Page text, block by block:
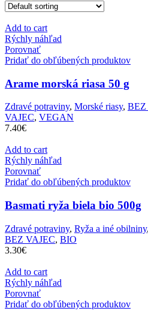
Add to cart
Rýchly náhľad
Porovnať
Pridať do obľúbených produktov
Arame morská riasa 50 g
Zdravé potraviny, Morské riasy,
VAJEC, VEGAN
7.40€
Add to cart
Rýchly náhľad
Porovnať
Pridať do obľúbených produktov
Basmati ryža biela bio 500g
Zdravé potraviny, Ryža a iné obilniny,
BEZ VAJEC, BIO
3.30€
Add to cart
Rýchly náhľad
Porovnať
Pridať do obľúbených produktov